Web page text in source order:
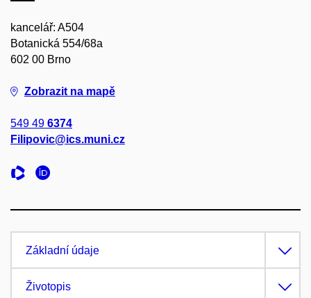
kancelář: A504
Botanická 554/68a
602 00 Brno
Zobrazit na mapě
549 49 6374
Filipovic@ics.muni.cz
Základní údaje
Životopis